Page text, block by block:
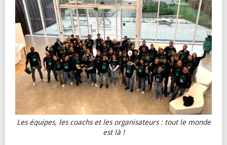
Les équipes, les coachs et les organisateurs : tout le monde
est là !